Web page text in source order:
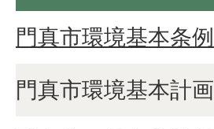
門真市環境基本条例
門真市環境基本計画